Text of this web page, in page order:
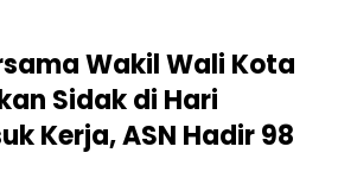
Wakil Wali Kota
Sidak di Hari
Kerja, ASN Hadir 98